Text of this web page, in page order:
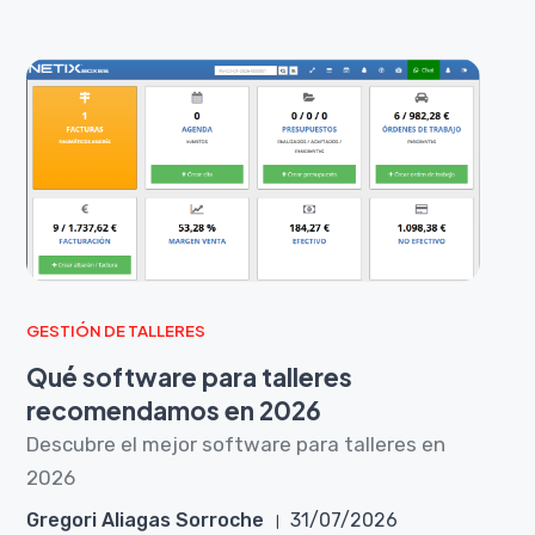
GESTIÓN DE TALLERES
Qué software para talleres
recomendamos en 2026
Descubre el mejor software para talleres en
2026
Gregori Aliagas Sorroche 31/07/2026